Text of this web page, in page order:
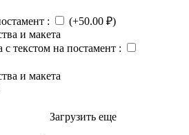
: (+50.00 ₽)
и макета
с текстом на постамент :
и макета
Загрузить еще